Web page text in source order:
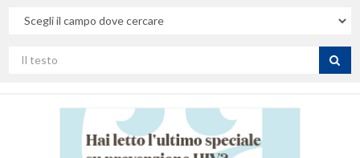
Nel
Cerca